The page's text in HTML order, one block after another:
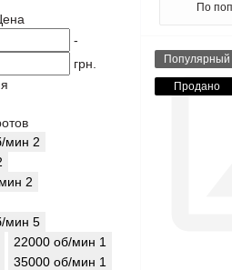
-
грн.
мин 2
2
мин 5
22000 об/мин 1
35000 об/мин 1
Популярный
Продано